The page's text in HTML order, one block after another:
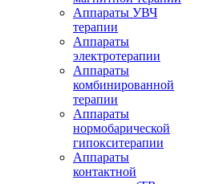
Аппараты УВЧ
терапии
Аппараты
электротерапии
Аппараты
комбинированной
терапии
Аппараты
нормобарической
гипокситерапии
Аппараты
контактной